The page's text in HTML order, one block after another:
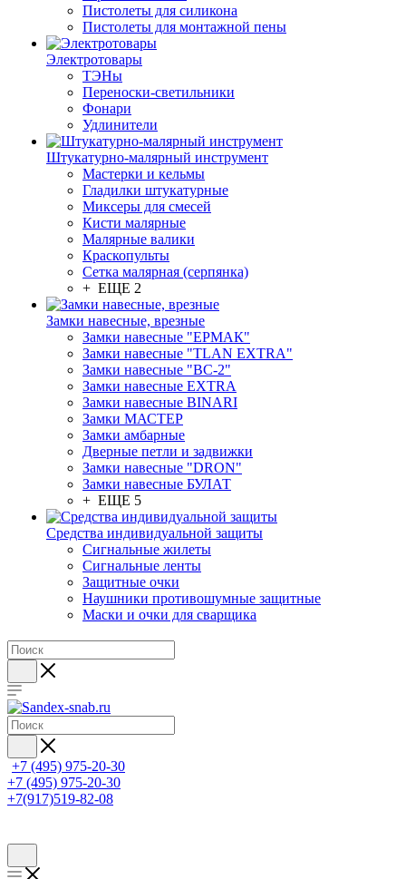
Пистолеты для силикона
Пистолеты для монтажной пены
Электротовары
ТЭНы
Переноски-светильники
Фонари
Удлинители
Штукатурно-малярный инструмент
Мастерки и кельмы
Гладилки штукатурные
Миксеры для смесей
Кисти малярные
Малярные валики
Краскопульты
Сетка малярная (серпянка)
+ ЕЩЕ 2
Замки навесные, врезные
Замки навесные "ЕРМАК"
Замки навесные "TLAN EXTRA"
Замки навесные "ВС-2"
Замки навесные EXTRA
Замки навесные BINARI
Замки МАСТЕР
Замки амбарные
Дверные петли и задвижки
Замки навесные "DRON"
Замки навесные БУЛАТ
+ ЕЩЕ 5
Средства индивидуальной защиты
Сигнальные жилеты
Сигнальные ленты
Защитные очки
Наушники противошумные защитные
Маски и очки для сварщика
+7 (495) 975-20-30
+7 (495) 975-20-30
+7(917)519-82-08